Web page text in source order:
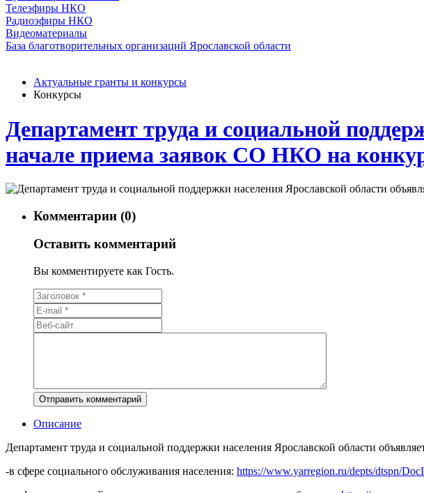
Телеэфиры НКО
Радиоэфиры НКО
Видеоматериалы
База благотворительных организаций Ярославской области
Актуальные гранты и конкурсы
Конкурсы
Департамент труда и социальной
начале приема заявок СО НКО на
Комментарии (0)
Оставить комментарий
Вы комментируете как Гость.
Описание
Департамент труда и социальной поддержки населения Ярославской области
-в сфере социального обслуживания населения: https://www.yarregion.ru/depts/dtspn/